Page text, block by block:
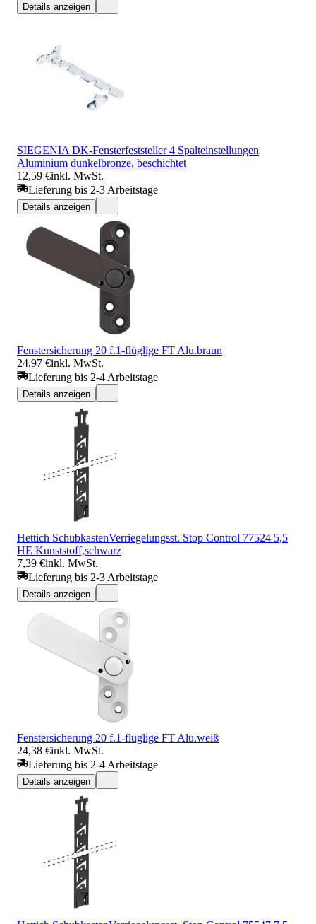
Details anzeigen
SIEGENIA DK-Fensterfeststeller 4 Spalteinstellungen
Aluminium dunkelbronze, beschichtet
12,59 €inkl. MwSt.
Lieferung bis 2-3 Arbeitstage
Details anzeigen
Fenstersicherung 20 f.1-flüglige FT Alu.braun
24,97 €inkl. MwSt.
Lieferung bis 2-4 Arbeitstage
Details anzeigen
Hettich SchubkastenVerriegelungsst. Stop Control 77524 5,5
HE Kunststoff,schwarz
7,39 €inkl. MwSt.
Lieferung bis 2-3 Arbeitstage
Details anzeigen
Fenstersicherung 20 f.1-flüglige FT Alu.weiß
24,38 €inkl. MwSt.
Lieferung bis 2-4 Arbeitstage
Details anzeigen